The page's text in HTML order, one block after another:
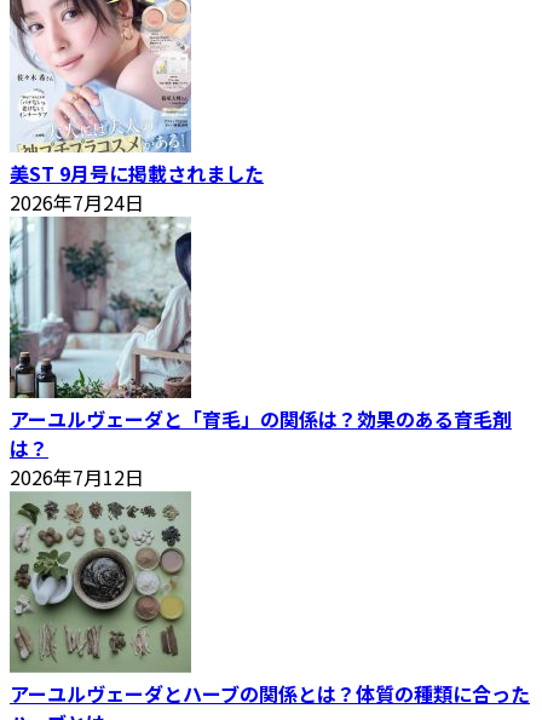
美ST 9月号に掲載されました
2026年7月24日
アーユルヴェーダと「育毛」の関係は？効果のある育毛剤
は？
2026年7月12日
アーユルヴェーダとハーブの関係とは？体質の種類に合った